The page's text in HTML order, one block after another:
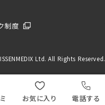
お気に入り 電話する
制度
Ltd. All Rights Reserved.